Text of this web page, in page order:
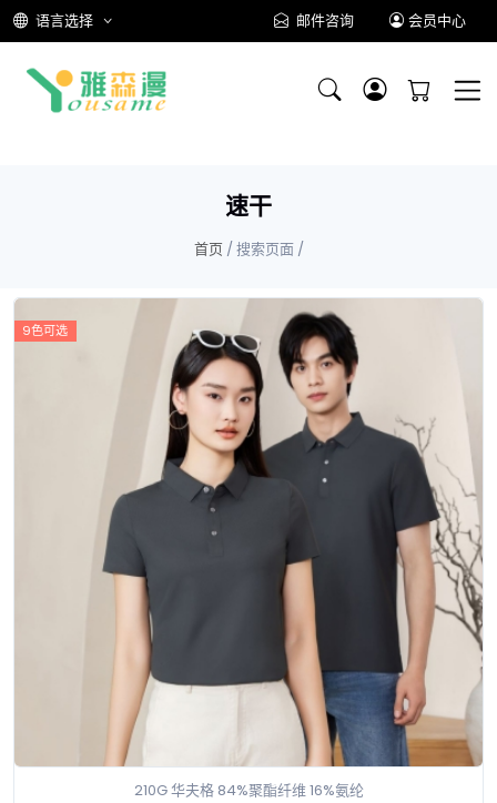
语言选择 邮件咨询 会员中心
速干
首页 / 搜索页面 /
9色可选
210G 华夫格 84%聚酯纤维 16%氨纶